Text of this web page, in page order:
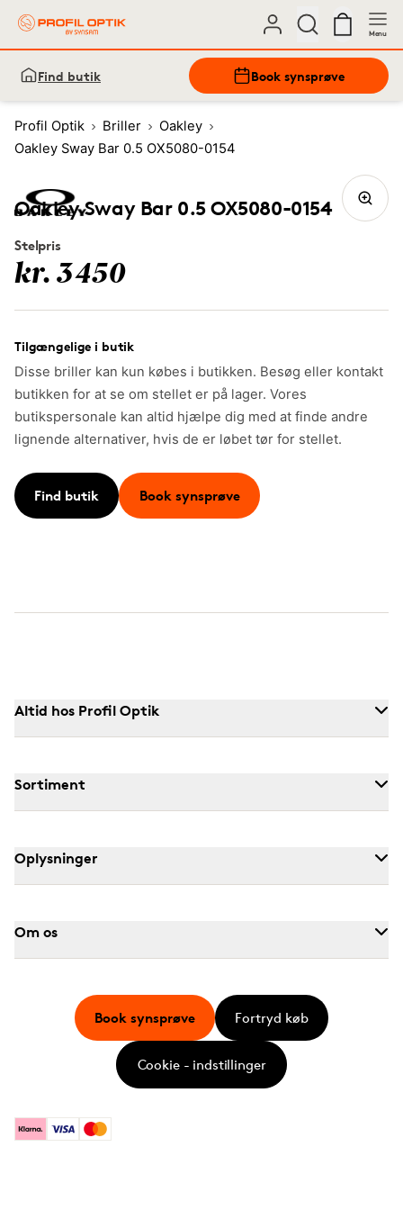
Menu
Find butik Book synsprøve
Profil Optik Briller
Oakley
Oakley Sway Bar 0.5 OX5080-0154
Oakley Sway Bar 0.5 OX5080-0154
Stelpris
kr. 3450
Tilgængelige i butik
Disse briller kan kun købes i butikken. Besøg eller kontakt
butikken for at se om stellet er på lager. Vores
butikspersonale kan altid hjælpe dig med at finde andre
lignende alternativer, hvis de er løbet tør for stellet.
Find butik Book synsprøve
Altid hos Profil Optik
Sortiment
Oplysninger
Om os
KlarnaVisa Mastercard
Book synsprøve Fortryd køb
Cookie - indstillinger